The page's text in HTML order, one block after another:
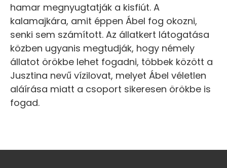
hamar megnyugtatják a kisfiút. A
kalamajkára, amit éppen Ábel fog okozni,
senki sem számított. Az állatkert látogatása
közben ugyanis megtudják, hogy némely
állatot örökbe lehet fogadni, többek között a
Jusztina nevű vízilovat, melyet Ábel véletlen
aláírása miatt a csoport sikeresen örökbe is
fogad.